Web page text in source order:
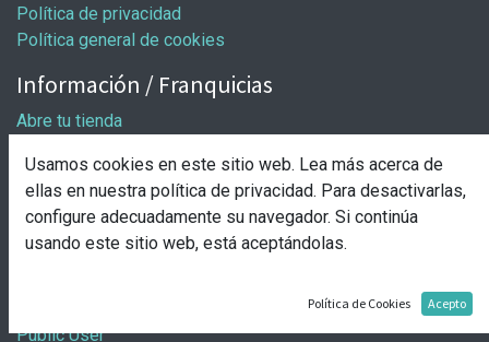
Política de privacidad
Política general de cookies
Información / Franquicias
Abre tu tienda
Solicitud de apertura
Comprar
Entrega y pago
Public User
Usamos cookies en este sitio web. Lea más acerca de
ellas en nuestra política de privacidad. Para desactivarlas,
configure adecuadamente su navegador. Si continúa
usando este sitio web, está aceptándolas.
Política de Cookies Acepto